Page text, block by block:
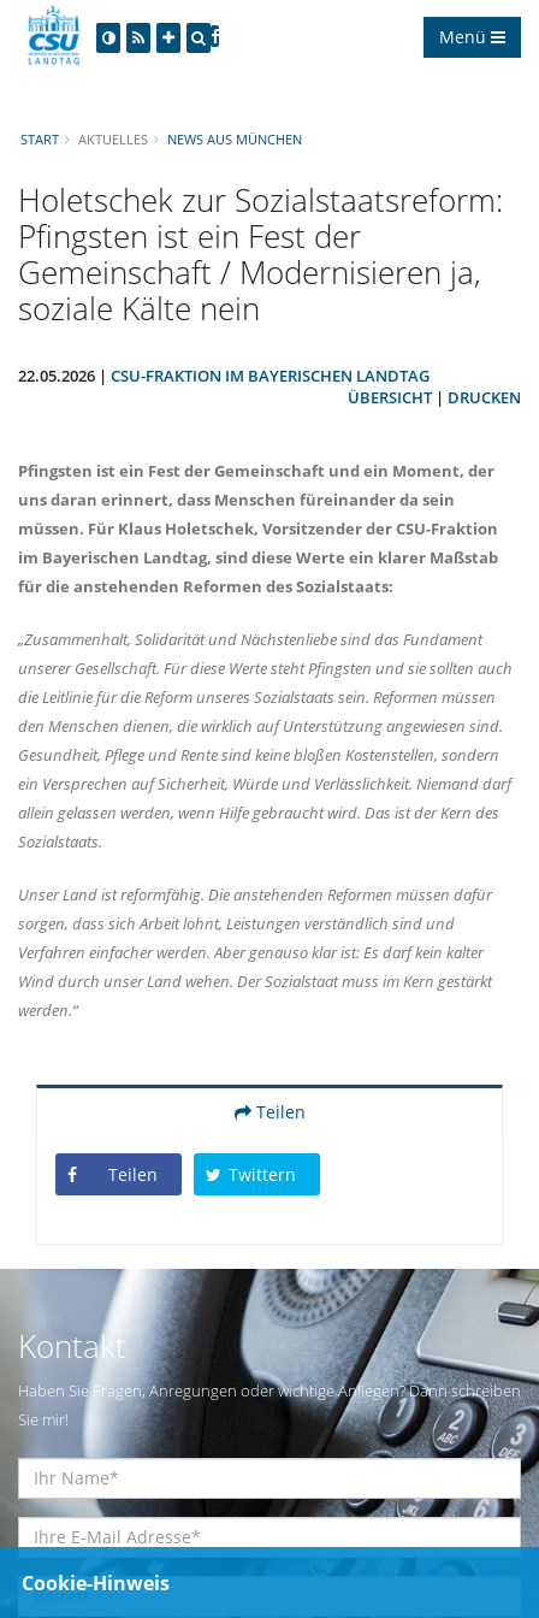
Menü
START AKTUELLES NEWS AUS MÜNCHEN
Holetschek zur Sozialstaatsreform:
Pfingsten ist ein Fest der
Gemeinschaft / Modernisieren ja,
soziale Kälte nein
22.05.2026 | CSU-FRAKTION IM BAYERISCHEN LANDTAG
ÜBERSICHT| DRUCKEN
Pfingsten ist ein Fest der Gemeinschaft und ein Moment, der
uns daran erinnert, dass Menschen füreinander da sein
müssen. Für Klaus Holetschek, Vorsitzender der CSU-Fraktion
im Bayerischen Landtag, sind diese Werte ein klarer Maßstab
für die anstehenden Reformen des Sozialstaats:
Zusammenhalt, Solidarität und Nächstenliebe sind das Fundament
unserer Gesellschaft. Für diese Werte steht Pfingsten und sie sollten auch
die Leitlinie für die Reform unseres Sozialstaats sein. Reformen müssen
den Menschen dienen, die wirklich auf Unterstützung angewiesen sind.
Gesundheit, Pflege und Rente sind keine bloßen Kostenstellen, sondern
ein Versprechen auf Sicherheit, Würde und Verlässlichkeit. Niemand darf
allein gelassen werden, wenn Hilfe gebraucht wird. Das ist der Kern des
Sozialstaats.
Unser Land ist reformfähig. Die anstehenden Reformen müssen dafür
sorgen, dass sich Arbeit lohnt, Leistungen verständlich sind und
Verfahren einfacher werden. Aber genauso klar ist: Es darf kein kalter
Wind durch unser Land wehen. Der Sozialstaat muss im Kern gestärkt
werden.“
Teilen
Teilen Twittern
Kontakt
Haben Sie Fragen, Anregungen oder wichtige Anliegen? Dann schreiben
Sie mir!
Cookie-Hinweis